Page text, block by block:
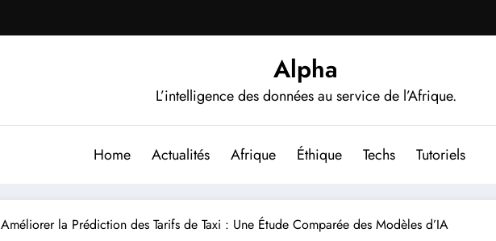
Alpha
L’intelligence des données au service de l’Afrique.
Home Actualités Afrique Éthique Techs Tutoriels
Améliorer la Prédiction des Tarifs de Taxi : Une Étude Comparée des Modèles d’IA